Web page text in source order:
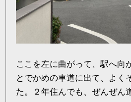
ここを左に曲がって、駅へ向
とでかめの車道に出て、よく
た。２年住んでも、ぜんぜん